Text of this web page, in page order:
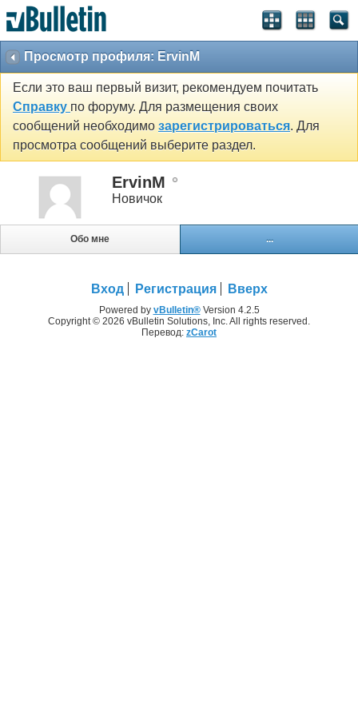
Просмотр профиля: ErvinM
Если это ваш первый визит, рекомендуем почитать
Справку по форуму. Для размещения своих
сообщений необходимо зарегистрироваться. Для
просмотра сообщений выберите раздел.
ErvinM
Новичок
Обо мне ...
Вход Регистрация Вверх
Powered by vBulletin®Version 4.2.5
Copyright © 2026 vBulletin Solutions, Inc. All rights reserved.
Перевод: zCarot